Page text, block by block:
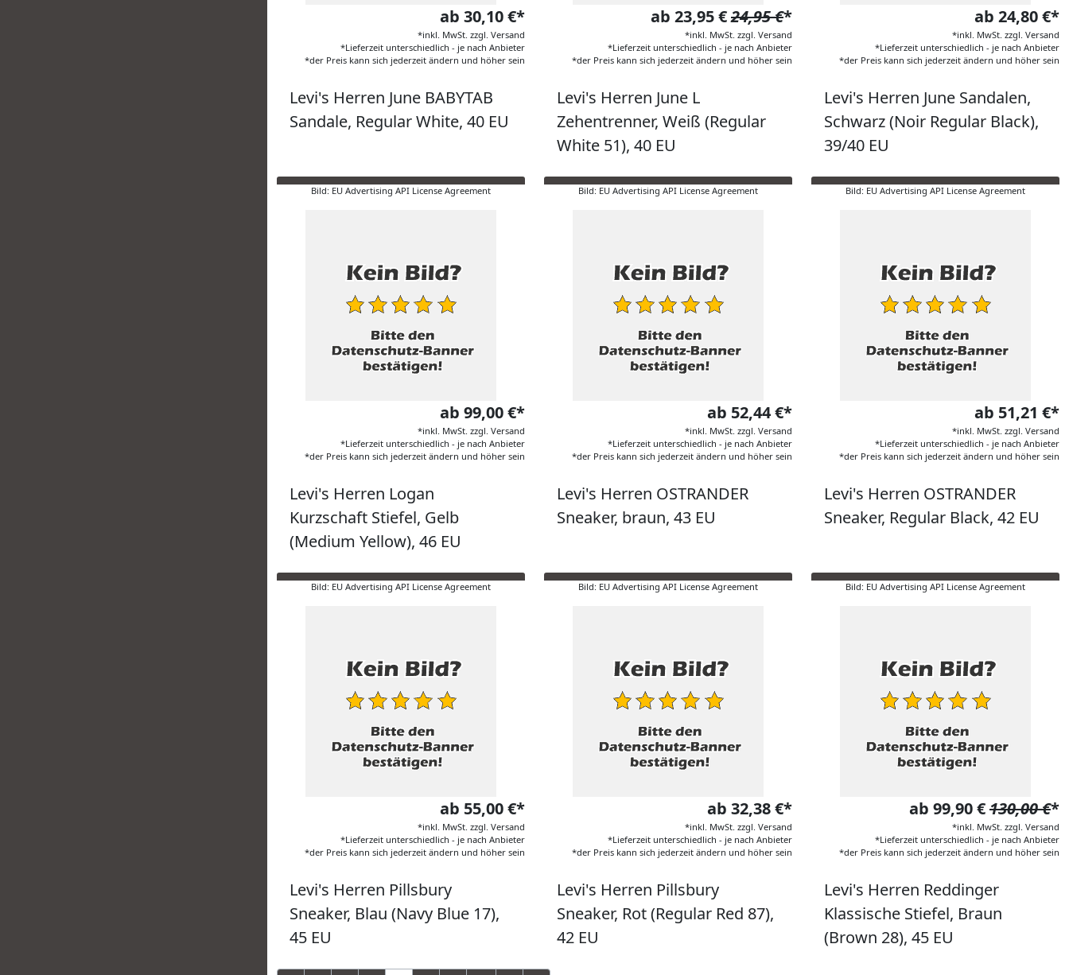
ab 30,10 €*
*inkl. MwSt. zzgl. Versand
*Lieferzeit unterschiedlich - je nach Anbieter
*der Preis kann sich jederzeit ändern und höher sein
Levi's Herren June BABYTAB
Sandale, Regular White, 40 EU
ab 23,95 €24,95 €*
*inkl. MwSt. zzgl. Versand
*Lieferzeit unterschiedlich - je nach Anbieter
*der Preis kann sich jederzeit ändern und höher sein
Levi's Herren June L
Zehentrenner, Weiß (Regular
White 51), 40 EU
ab 24,80 €*
*inkl. MwSt. zzgl. Versand
*Lieferzeit unterschiedlich - je nach Anbieter
*der Preis kann sich jederzeit ändern und höher sein
Levi's Herren June Sandalen,
Schwarz (Noir Regular Black),
39/40 EU
Bild: EU Advertising API License Agreement
ab 99,00 €*
*inkl. MwSt. zzgl. Versand
*Lieferzeit unterschiedlich - je nach Anbieter
*der Preis kann sich jederzeit ändern und höher sein
Levi's Herren Logan
Kurzschaft Stiefel, Gelb
(Medium Yellow), 46 EU
Bild: EU Advertising API License Agreement
ab 52,44 €*
*inkl. MwSt. zzgl. Versand
*Lieferzeit unterschiedlich - je nach Anbieter
*der Preis kann sich jederzeit ändern und höher sein
Levi's Herren OSTRANDER
Sneaker, braun, 43 EU
Bild: EU Advertising API License Agreement
ab 51,21 €*
*inkl. MwSt. zzgl. Versand
*Lieferzeit unterschiedlich - je nach Anbieter
*der Preis kann sich jederzeit ändern und höher sein
Levi's Herren OSTRANDER
Sneaker, Regular Black, 42 EU
Bild: EU Advertising API License Agreement
ab 55,00 €*
*inkl. MwSt. zzgl. Versand
*Lieferzeit unterschiedlich - je nach Anbieter
*der Preis kann sich jederzeit ändern und höher sein
Levi's Herren Pillsbury
Sneaker, Blau (Navy Blue 17),
45 EU
Bild: EU Advertising API License Agreement
ab 32,38 €*
*inkl. MwSt. zzgl. Versand
*Lieferzeit unterschiedlich - je nach Anbieter
*der Preis kann sich jederzeit ändern und höher sein
Levi's Herren Pillsbury
Sneaker, Rot (Regular Red 87),
42 EU
Bild: EU Advertising API License Agreement
ab 99,90 €130,00 €*
*inkl. MwSt. zzgl. Versand
*Lieferzeit unterschiedlich - je nach Anbieter
*der Preis kann sich jederzeit ändern und höher sein
Levi's Herren Reddinger
Klassische Stiefel, Braun
(Brown 28), 45 EU